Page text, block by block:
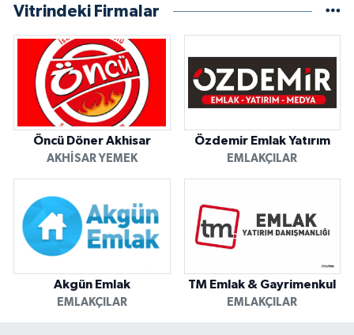
Vitrindeki Firmalar
Öncü Döner Akhisar
AKHISAR YEMEK
Özdemir Emlak Yatırım
EMLAKÇILAR
Akgün Emlak
EMLAKÇILAR
TM Emlak & Gayrimenkul
EMLAKÇILAR